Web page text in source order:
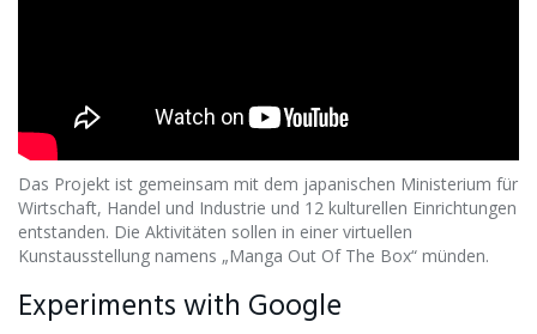
Das Projekt ist gemeinsam mit dem japanischen Ministerium für
Wirtschaft, Handel und Industrie und 12 kulturellen Einrichtungen
entstanden. Die Aktivitäten sollen in einer virtuellen
Kunstausstellung namens „Manga Out Of The Box“ münden.
Experiments with Google